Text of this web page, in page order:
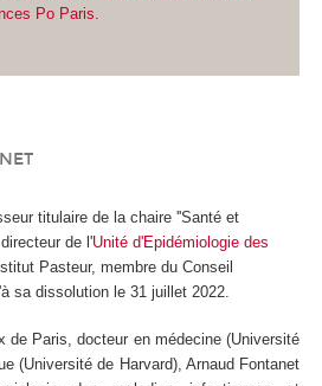
Po Paris.
titulaire de la chaire ''Santé et
de l'Unité d'Epidémiologie des
Pasteur, membre du Conseil
sa dissolution le 31 juillet 2022.
de Paris, docteur en médecine (Université
(Université de Harvard), Arnaud Fontanet